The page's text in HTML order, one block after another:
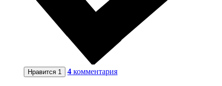
Нравится 1 4 комментария